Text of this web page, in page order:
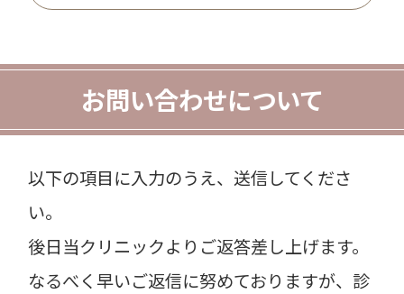
お問い合わせについて
以下の項目に入力のうえ、送信してくださ
い。
後日当クリニックよりご返答差し上げます。
なるべく早いご返信に努めておりますが、診